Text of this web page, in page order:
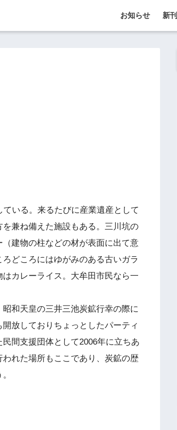
お知らせ 新
いる。来るたびに産業遺産として
兼ね備えた施設もある。三川坑の
建物の柱などの材が表面に出て意
どころにはゆがみのある古いガラ
カレーライス。大牟田市民なら一
和天皇の三井三池炭鉱行幸の際に
放しておりちょっとしたパーティ
間支援団体として2006年に立ちあ
れた場所もここであり、炭鉱の歴